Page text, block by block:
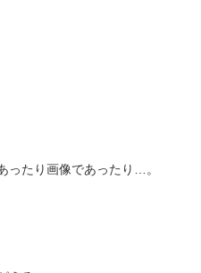
ったり画像であったり…。